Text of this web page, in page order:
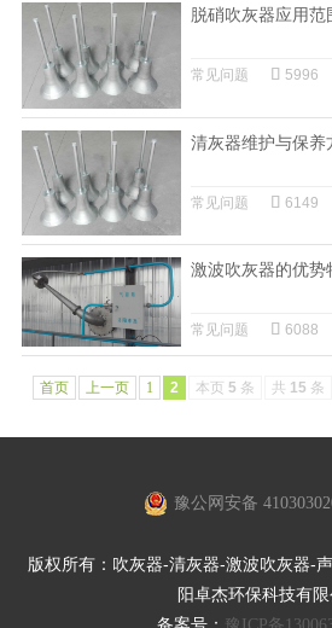
脱硝吹灰器应用范
常见问题 5996
清灰器维护与保养
常见问题 6149
激波吹灰器的优势
常见问题 6088
首页 上一页 1 2 本页 5 条 共 15 条
豫公网安备
版权所有：吹灰器-清灰器-激波吹灰器-
阳卓杰环保科技有限